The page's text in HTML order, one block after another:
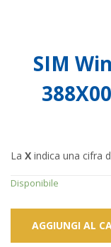
SIM
La X indica una cifra
Disponibile
AGGIUNGI AL